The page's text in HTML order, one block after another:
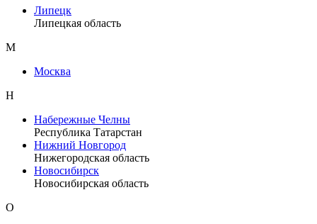
Липецк
Липецкая область
М
Москва
Н
Набережные Челны
Республика Татарстан
Нижний Новгород
Нижегородская область
Новосибирск
Новосибирская область
О